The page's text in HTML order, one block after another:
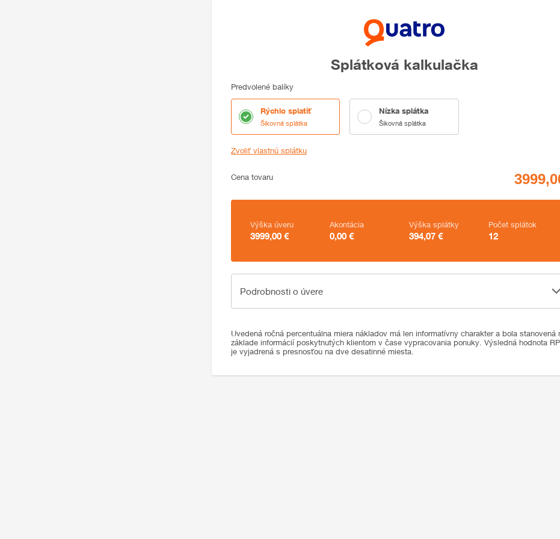
Splátková kalkulačka
Predvolené balíky
Rýchlo splatiť
Šikovná splátka
Nízka splátka
Šikovná splátka
Zvoliť vlastnú splátku
Cena
Cena tovaru
Zhrnutie
Výška úveru
3999,00 €
Akontácia
0,00 €
Výška splátky
394,07 €
Počet splátok
12
Podrobnosti o úvere
Podrobnosti o úvere
Uvedená ročná percentuálna miera nákladov má len informatívny charakter a bola stanovená
základe informácií poskytnutých klientom v čase vypracovania ponuky. Výsledná hodnota
je vyjadrená s presnosťou na dve desatinné miesta.